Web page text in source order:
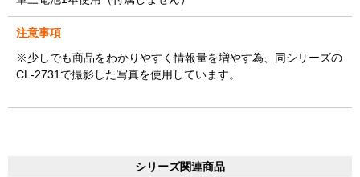
注意事項
※少しでも商品をわかりやすく情報量を増やす為、同シリーズの
CL-2731で撮影した写真を使用しています。
シリーズ関連商品